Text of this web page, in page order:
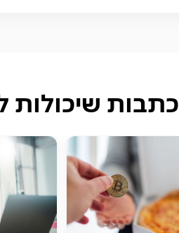
כתבות שיכולות